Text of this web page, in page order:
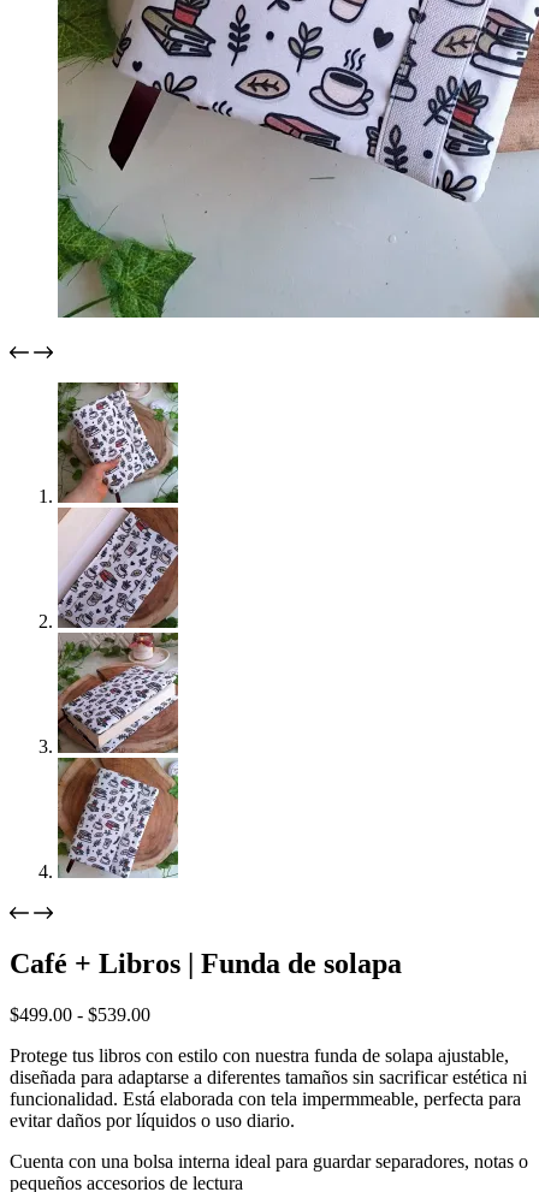
Café + Libros | Funda de solapa
$499.00 - $539.00Rango
precios:
desde
$499.00
hasta
Protege tus libros con estilo con nuestra funda de solapa ajustable,
diseñada para adaptarse a diferentes tamaños sin sacrificar estética ni
funcionalidad. Está elaborada con tela impermmeable, perfecta para
evitar daños por líquidos o uso diario.
Cuenta con una bolsa interna ideal para guardar separadores, notas o
pequeños accesorios de lectura